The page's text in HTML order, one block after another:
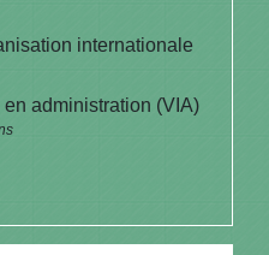
internationale
administration (VIA)